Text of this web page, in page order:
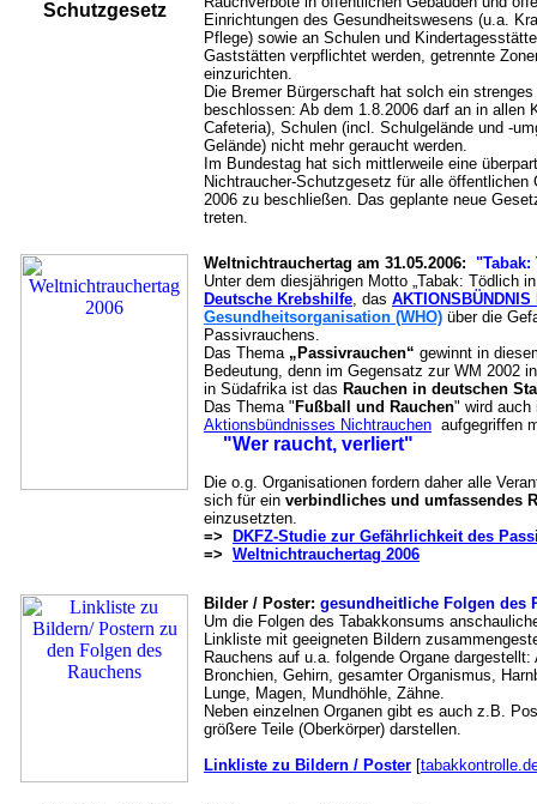
Schutzgesetz
Einrichtungen des Gesundheitswesens (u.a.
Pflege) sowie an Schulen und
Gaststätten verpflichtet werden, getrennte
einzurichten.
Die Bremer Bürgerschaft hat solch ein
beschlossen: Ab dem 1.8.2006 darf an in allen
Cafeteria), Schulen (incl. Schulgelände und -
Gelände) nicht mehr geraucht werden.
Im Bundestag hat sich mittlerweile eine
Nichtraucher-Schutzgesetz für alle öffentlichen
2006 zu beschließen. Das geplante neue
treten.
Weltnichtrauchertag am 31.05.2006:
Unter dem diesjährigen Motto „Tabak: Tödlich
Deutsche Krebshilfe, das AKTIONSBÜNDNIS
Gesundheitsorganisation (WHO) über die
Passivrauchens.
Das Thema „Passivrauchen“ gewinnt in
Bedeutung, denn im Gegensatz zur WM 2002
in Südafrika ist das Rauchen in deutschen
Das Thema " Fußball und Rauchen" wird
Aktionsbündnisses Nichtrauchen aufgegriffen
"Wer raucht, verliert"
Die o.g. Organisationen fordern daher alle
sich für ein verbindliches und umfassendes
einzusetzten.
=>
DKFZ-Studie zur Gefährlichkeit des
=> Weltnichtrauchertag 2006
Bilder / Poster: gesundheitliche Folgen des
Um die Folgen des Tabakkonsums
Linkliste mit geeigneten Bildern
Rauchens auf u.a. folgende Organe
Bronchien, Gehirn, gesamter Organismus,
Lunge, Magen, Mundhöhle, Zähne.
Neben einzelnen Organen gibt es auch z.B.
größere Teile (Oberkörper) darstellen.
Linkliste zu Bildern / Poster [